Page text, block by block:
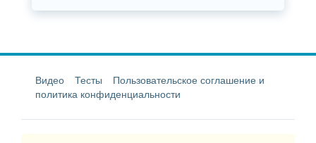
Видео Тесты
Пользовательское соглашение и
политика конфиденциальности